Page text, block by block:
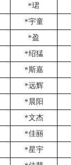
*珺
*宇童
*盈
*绍猛
*斯嘉
*远辉
*晨阳
*文杰
*佳丽
*星宇